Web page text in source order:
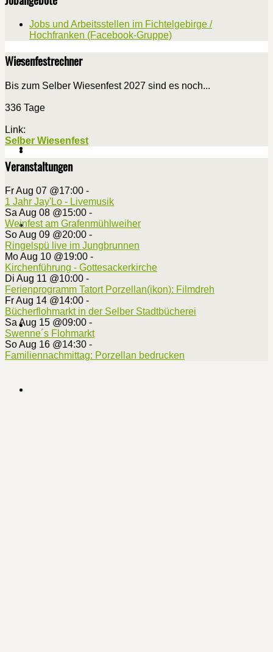
Jobs und Arbeitsstellen im Fichtelgebirge /
Hochfranken (Facebook-Gruppe)
Wiesenfestrechner
Bis zum Selber Wiesenfest 2027 sind es noch...
336 Tage
Link:
Selber Wiesenfest
Veranstaltungen
Fr Aug 07 @17:00 -
1 Jahr Jay'Lo - Livemusik
Sa Aug 08 @15:00 -
Weinfest am Grafenmühlweiher
So Aug 09 @20:00 -
Ringelspü live im Jungbrunnen
Mo Aug 10 @19:00 -
Kirchenführung - Gottesackerkirche
Di Aug 11 @10:00 -
Ferienprogramm Tatort Porzellan(ikon): Filmdreh
Fr Aug 14 @14:00 -
Bücherflohmarkt in der Selber Stadtbücherei
Sa Aug 15 @09:00 -
Swenne´s Flohmarkt
So Aug 16 @14:30 -
Familiennachmittag: Porzellan bedrucken